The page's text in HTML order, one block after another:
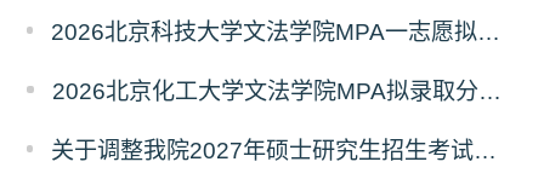
2026北京科技大学文法学院MPA一志愿拟录取分析解读
2026北京化工大学文法学院MPA拟录取分析解读
关于调整我院2027年硕士研究生招生考试科目及参考书的通知